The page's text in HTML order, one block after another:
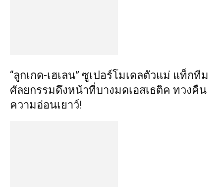
“ลูกเกด-เฮเลน” ซูเปอร์โมเดลตัวแม่ แท็กทีม
ศัลยกรรมดึงหน้า​ที่บางมดเอสเธติค​ ทวงคืน
ความอ่อนเยาว์!